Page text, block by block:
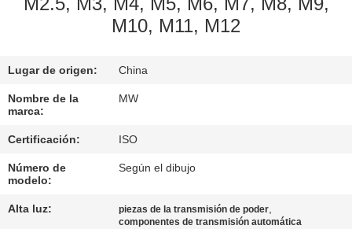
CALIDAD
ÉNTRENOS
EN
CONTACTO
CON
M10, M11, M12
Lugar de origen: China
Nombre de la
marca:
MW
Certificación: ISO
Número de
modelo:
Según el dibujo
Alta luz: piezas de la transmisión de poder,
componentes de transmisión automática